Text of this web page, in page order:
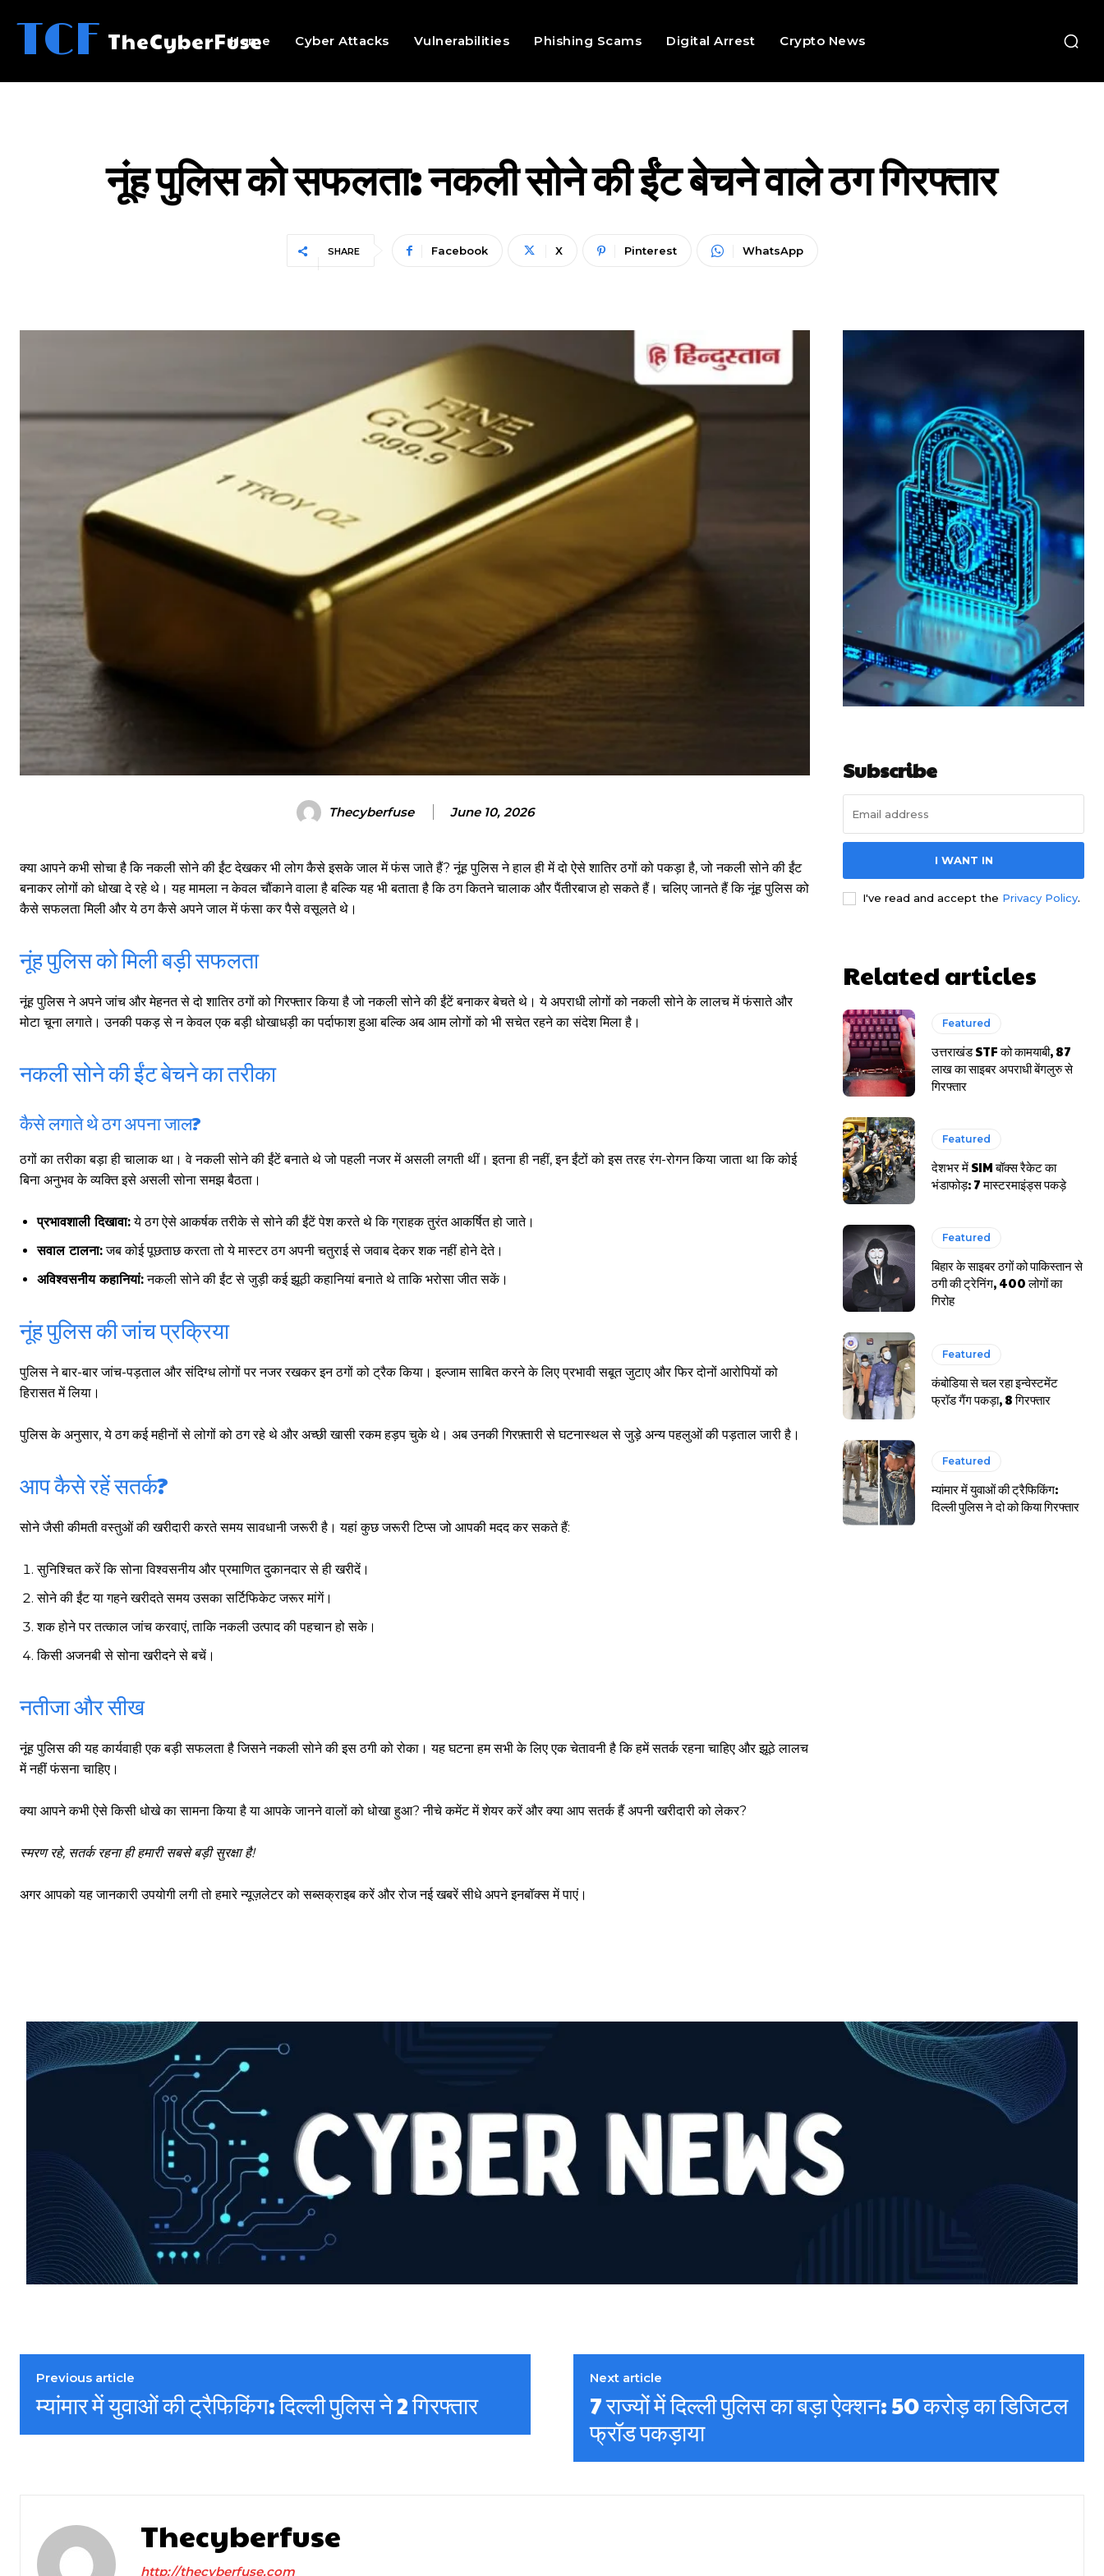
गुरुग्राम।
गुरुग्राम साइबर पुलिस ने बीते छह महीने में 18 बैंक कर्मचारियों को किया गिरफ्तार
हर खाते के बदले मिलते थे 20 से 25 हजार
साइबर धोखाधड़ी बैंकिंग में
TCF TheCyberFuse
Home Cyber Attacks Vulnerabilities Phishing Scams Digital Arrest Crypto News
नूंह पुलिस को सफलता: नकली सोने की ईंट बेचने वाले ठग गिरफ्तार
SHARE Facebook X Pinterest WhatsApp
Thecyberfuse June 10, 2026
क्या आपने कभी सोचा है कि नकली सोने की ईंट देखकर भी लोग कैसे इसके जाल में फंस जाते हैं? नूंह पुलिस ने हाल ही में दो ऐसे शातिर ठगों को पकड़ा है, जो नकली सोने की ईंट
बनाकर लोगों को धोखा दे रहे थे। यह मामला न केवल चौंकाने वाला है बल्कि यह भी बताता है कि ठग कितने चालाक और पैंतीरबाज हो सकते हैं। चलिए जानते हैं कि नूंह पुलिस को
कैसे सफलता मिली और ये ठग कैसे अपने जाल में फंसा कर पैसे वसूलते थे।
नूंह पुलिस को मिली बड़ी सफलता
नूंह पुलिस ने अपने जांच और मेहनत से दो शातिर ठगों को गिरफ्तार किया है जो नकली सोने की ईंटें बनाकर बेचते थे। ये अपराधी लोगों को नकली सोने के लालच में फंसाते और
मोटा चूना लगाते। उनकी पकड़ से न केवल एक बड़ी धोखाधड़ी का पर्दाफाश हुआ बल्कि अब आम लोगों को भी सचेत रहने का संदेश मिला है।
नकली सोने की ईंट बेचने का तरीका
कैसे लगाते थे ठग अपना जाल?
ठगों का तरीका बड़ा ही चालाक था। वे नकली सोने की ईंटें बनाते थे जो पहली नजर में असली लगती थीं। इतना ही नहीं, इन ईंटों को इस तरह रंग-रोगन किया जाता था कि कोई
बिना अनुभव के व्यक्ति इसे असली सोना समझ बैठता।
प्रभावशाली दिखावा:ये ठग ऐसे आकर्षक तरीके से सोने की ईंटें पेश करते थे कि ग्राहक तुरंत आकर्षित हो जाते।
सवाल टालना:जब कोई पूछताछ करता तो ये मास्टर ठग अपनी चतुराई से जवाब देकर शक नहीं होने देते।
अविश्वसनीय कहानियां:नकली सोने की ईंट से जुड़ी कई झूठी कहानियां बनाते थे ताकि भरोसा जीत सकें।
नूंह पुलिस की जांच प्रक्रिया
पुलिस ने बार-बार जांच-पड़ताल और संदिग्ध लोगों पर नजर रखकर इन ठगों को ट्रैक किया। इल्जाम साबित करने के लिए प्रभावी सबूत जुटाए और फिर दोनों आरोपियों को
हिरासत में लिया।
पुलिस के अनुसार, ये ठग कई महीनों से लोगों को ठग रहे थे और अच्छी खासी रकम हड़प चुके थे। अब उनकी गिरफ़्तारी से घटनास्थल से जुड़े अन्य पहलुओं की पड़ताल जारी है।
आप कैसे रहें सतर्क?
सोने जैसी कीमती वस्तुओं की खरीदारी करते समय सावधानी जरूरी है। यहां कुछ जरूरी टिप्स जो आपकी मदद कर सकते हैं:
सुनिश्चित करें कि सोना विश्वसनीय और प्रमाणित दुकानदार से ही खरीदें।
सोने की ईंट या गहने खरीदते समय उसका सर्टिफिकेट जरूर मांगें।
शक होने पर तत्काल जांच करवाएं, ताकि नकली उत्पाद की पहचान हो सके।
किसी अजनबी से सोना खरीदने से बचें।
नतीजा और सीख
नूंह पुलिस की यह कार्यवाही एक बड़ी सफलता है जिसने नकली सोने की इस ठगी को रोका। यह घटना हम सभी के लिए एक चेतावनी है कि हमें सतर्क रहना चाहिए और झूठे लालच
में नहीं फंसना चाहिए।
क्या आपने कभी ऐसे किसी धोखे का सामना किया है या आपके जानने वालों को धोखा हुआ? नीचे कमेंट में शेयर करें और क्या आप सतर्क हैं अपनी खरीदारी को लेकर?
स्मरण रहे, सतर्क रहना ही हमारी सबसे बड़ी सुरक्षा है!
अगर आपको यह जानकारी उपयोगी लगी तो हमारे न्यूज़लेटर को सब्सक्राइब करें और रोज नई खबरें सीधे अपने इनबॉक्स में पाएं।
Subscribe
I WANT IN
I've read and accept the Privacy Policy.
Related articles
Featured
उत्तराखंड STF को कामयाबी, 87
लाख का साइबर अपराधी बेंगलुरु से
गिरफ्तार
Featured
देशभर में SIM बॉक्स रैकेट का
भंडाफोड़: 7 मास्टरमाइंड्स पकड़े
Featured
बिहार के साइबर ठगों को पाकिस्तान से
ठगी की ट्रेनिंग, 400 लोगों का
गिरोह
Featured
कंबोडिया से चल रहा इन्वेस्टमेंट
फ्रॉड गैंग पकड़ा, 8 गिरफ्तार
Featured
म्यांमार में युवाओं की ट्रैफिकिंग:
दिल्ली पुलिस ने दो को किया गिरफ्तार
Previous article
म्यांमार में युवाओं की ट्रैफिकिंग: दिल्ली पुलिस ने 2 गिरफ्तार
Next article
7 राज्यों में दिल्ली पुलिस का बड़ा ऐक्शन: 50 करोड़ का डिजिटल
फ्रॉड पकड़ाया
Thecyberfuse
http://thecyberfuse.com